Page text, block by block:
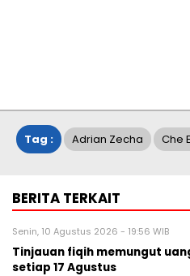
Tag : Adrian Zecha Che
BERITA TERKAIT
Senin, 10 Agustus 2026 - 19:56 WIB
Tinjauan fiqih memungut
setiap 17 Agustus